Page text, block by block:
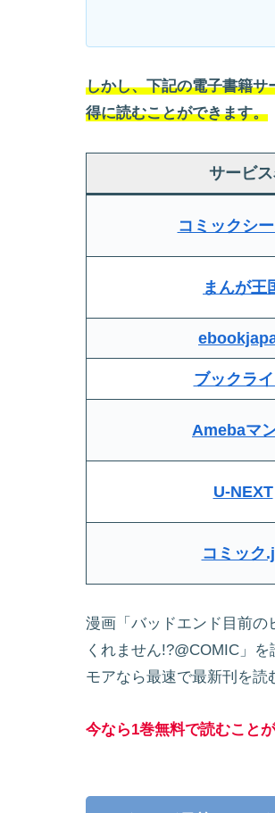
しかし、下記の電子書籍サ
得に読むことができます。
サービス
コミックシ
まんが王
ブックラ
Amebaマ
U-NEXT
コミック
漫画「バッドエンド目前の
くれません!?@COMIC」
モアなら最速で最新刊を読
今なら1巻無料で読むこと